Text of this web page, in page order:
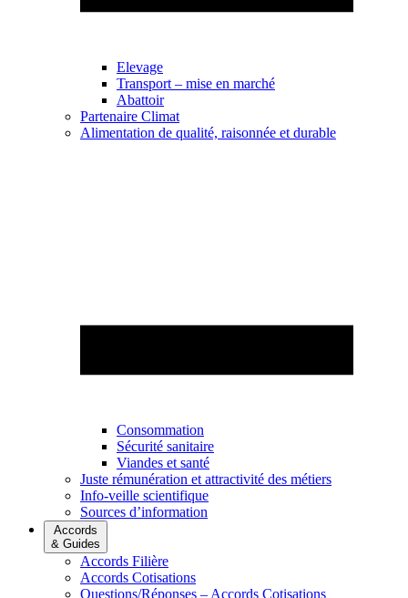
Elevage
Transport – mise en marché
Abattoir
Partenaire Climat
Alimentation de qualité, raisonnée et durable
Consommation
Sécurité sanitaire
Viandes et santé
Juste rémunération et attractivité des métiers
Info-veille scientifique
Sources d’information
Accords
& Guides
Accords Filière
Accords Cotisations
Questions/Réponses – Accords Cotisations